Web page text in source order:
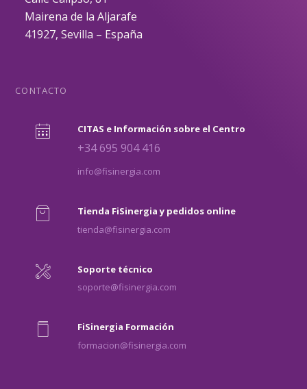
Mairena de la Aljarafe
41927, Sevilla – España
CONTACTO
CITAS e Información sobre el Centro
+34 695 904 416
info@fisinergia.com
Tienda FiSinergia y pedidos online
tienda@fisinergia.com
Soporte técnico
soporte@fisinergia.com
FiSinergia Formación
formacion@fisinergia.com